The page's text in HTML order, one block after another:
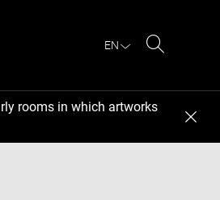
EN
rooms in which artworks